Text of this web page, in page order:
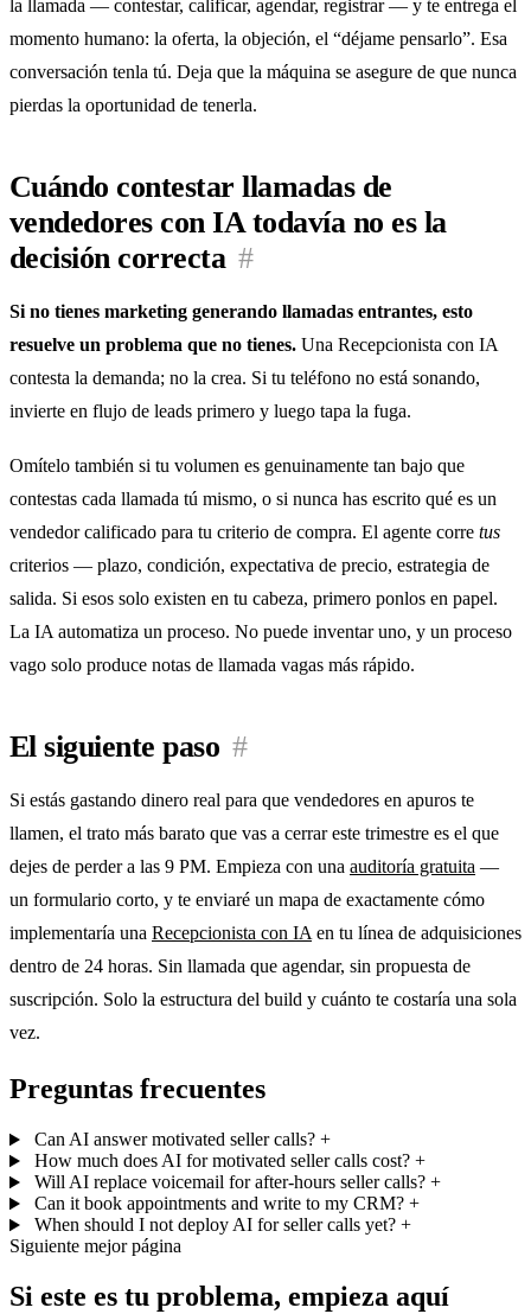
la llamada — contestar, calificar, agendar, registrar — y te entrega el
momento humano: la oferta, la objeción, el “déjame pensarlo”. Esa
conversación tenla tú. Deja que la máquina se asegure de que nunca
pierdas la oportunidad de tenerla.
Cuándo contestar llamadas de
vendedores con IA todavía no es la
decisión correcta #
Si no tienes marketing generando llamadas entrantes, esto
resuelve un problema que no tienes. Una Recepcionista con IA
contesta la demanda; no la crea. Si tu teléfono no está sonando,
invierte en flujo de leads primero y luego tapa la fuga.
Omítelo también si tu volumen es genuinamente tan bajo que
contestas cada llamada tú mismo, o si nunca has escrito qué es un
vendedor calificado para tu criterio de compra. El agente corre tus
criterios — plazo, condición, expectativa de precio, estrategia de
salida. Si esos solo existen en tu cabeza, primero ponlos en papel.
La IA automatiza un proceso. No puede inventar uno, y un proceso
vago solo produce notas de llamada vagas más rápido.
El siguiente paso #
Si estás gastando dinero real para que vendedores en apuros te
llamen, el trato más barato que vas a cerrar este trimestre es el que
dejes de perder a las 9 PM. Empieza con una auditoría gratuita —
un formulario corto, y te enviaré un mapa de exactamente cómo
implementaría una Recepcionista con IAen tu línea de adquisiciones
dentro de 24 horas. Sin llamada que agendar, sin propuesta de
suscripción. Solo la estructura del build y cuánto te costaría una sola
vez.
Preguntas frecuentes
Can AI answer motivated seller calls? +
How much does AI for motivated seller calls cost? +
Will AI replace voicemail for after-hours seller calls? +
Can it book appointments and write to my CRM? +
When should I not deploy AI for seller calls yet? +
Siguiente mejor página
Si este es tu problema, empieza aquí